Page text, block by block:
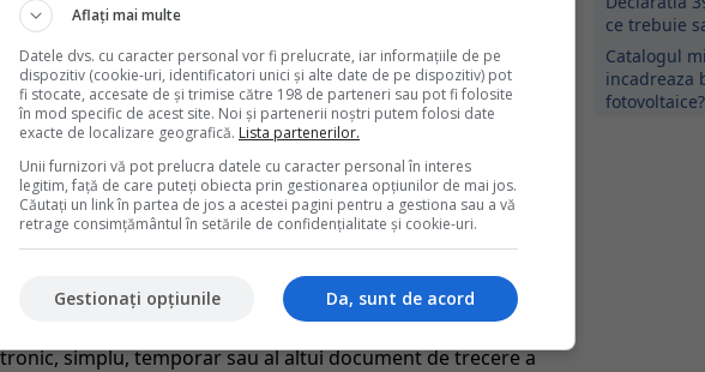
dezvoltarea mediului de afaceri", considera ministrul
care cuantumul incasarilor realizate este
precum si posibilitatea comasarii altora, prin
in functie de tipologia activitatilor si serviciilor prestate
tarife cu caracter nefiscal ce urmeaza a fi anulate si de
institutii publice:
simplu, temporar sau al altui document de trecere a
ce trebuie
Catalogul
incadreaza
fotovoltaice?
Aflați mai multe
Datele dvs. cu caracter personal vor fi prelucrate, iar informațiile de pe
dispozitiv (cookie-uri, identificatori unici și alte date de pe dispozitiv) pot
fi stocate, accesate de și trimise către 198 de parteneri sau pot fi folosite
în mod specific de acest site. Noi și partenerii noștri putem folosi date
exacte de localizare geografică. Lista partenerilor.
Unii furnizori vă pot prelucra datele cu caracter personal în interes
legitim, față de care puteți obiecta prin gestionarea opțiunilor de mai jos.
Căutați un link în partea de jos a acestei pagini pentru a gestiona sau a vă
retrage consimțământul în setările de confidențialitate și cookie-uri.
Da, sunt de acord
Gestionați opțiunile